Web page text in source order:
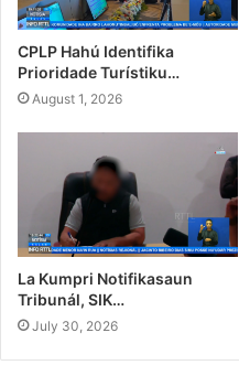
CPLP Hahú Identifika
Prioridade Turístiku…
August 1, 2026
La Kumpri Notifikasaun
Tribunál, SIK…
July 30, 2026